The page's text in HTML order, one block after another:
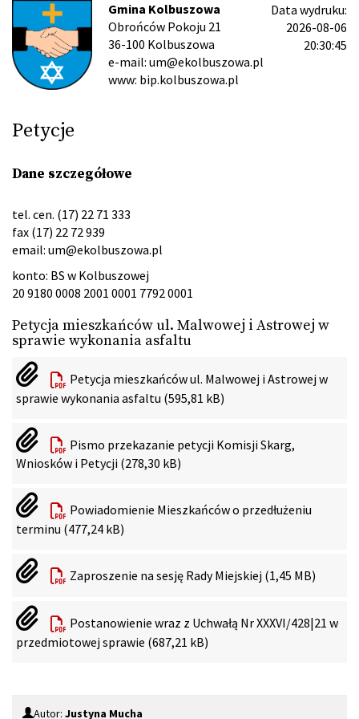
Gmina Kolbuszowa
Obrońców Pokoju 21
36-100 Kolbuszowa
e-mail: um@ekolbuszowa.pl
www: bip.kolbuszowa.pl
Data wydruku:
2026-08-06
20:30:45
Petycje
Dane szczegółowe
tel. cen. (17) 22 71 333
fax (17) 22 72 939
email: um@ekolbuszowa.pl
konto: BS w Kolbuszowej
20 9180 0008 2001 0001 7792 0001
Petycja mieszkańców ul. Malwowej i Astrowej w
sprawie wykonania asfaltu
Petycja mieszkańców ul. Malwowej i Astrowej w
sprawie wykonania asfaltu (595,81 kB)
Pismo przekazanie petycji Komisji Skarg,
Wniosków i Petycji (278,30 kB)
Powiadomienie Mieszkańców o przedłużeniu
terminu (477,24 kB)
Zaproszenie na sesję Rady Miejskiej (1,45 MB)
Postanowienie wraz z Uchwałą Nr XXXVI/428|21 w
przedmiotowej sprawie (687,21 kB)
Autor: Justyna Mucha